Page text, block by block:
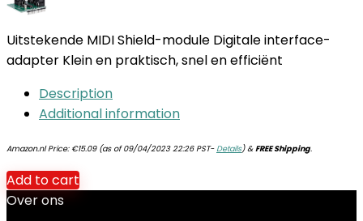
Uitstekende MIDI Shield-module Digitale interface-
adapter Klein en praktisch, snel en efficiënt
Description
Additional information
Amazon.nl Price: €15.09(as of 09/04/2023 22:26 PST-Details)&FREE Shipping.
Add to cart
Over ons